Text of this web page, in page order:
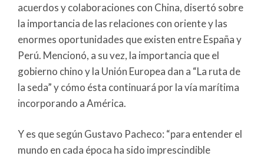
acuerdos y colaboraciones con China, disertó sobre
la importancia de las relaciones con oriente y las
enormes oportunidades que existen entre España y
Perú. Mencionó, a su vez, la importancia que el
gobierno chino y la Unión Europea dan a “La ruta de
la seda” y cómo ésta continuará por la vía marítima
incorporando a América.
Y es que según Gustavo Pacheco: “para entender el
mundo en cada época ha sido imprescindible